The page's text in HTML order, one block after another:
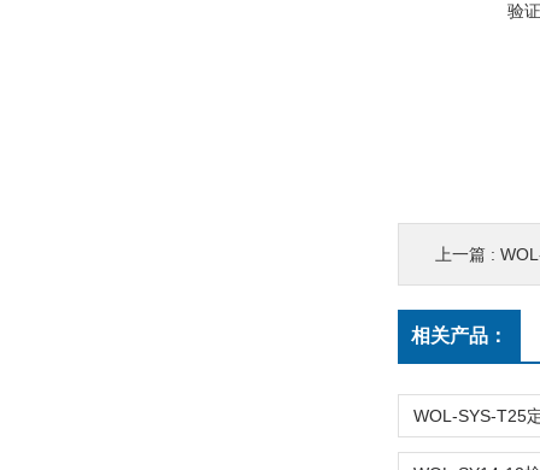
验
上一篇 : WOL-
相关产品：